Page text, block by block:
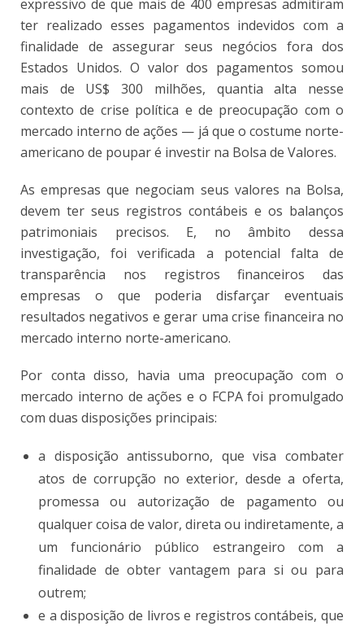
expressivo de que mais de 400 empresas admitiram
ter realizado esses pagamentos indevidos com a
finalidade de assegurar seus negócios fora dos
Estados Unidos. O valor dos pagamentos somou
mais de US$ 300 milhões, quantia alta nesse
contexto de crise política e de preocupação com o
mercado interno de ações — já que o costume norte-
americano de poupar é investir na Bolsa de Valores.
As empresas que negociam seus valores na Bolsa,
devem ter seus registros contábeis e os balanços
patrimoniais precisos. E, no âmbito dessa
investigação, foi verificada a potencial falta de
transparência nos registros financeiros das
empresas o que poderia disfarçar eventuais
resultados negativos e gerar uma crise financeira no
mercado interno norte-americano.
Por conta disso, havia uma preocupação com o
mercado interno de ações e o FCPA foi promulgado
com duas disposições principais:
a disposição antissuborno, que visa combater
atos de corrupção no exterior, desde a oferta,
promessa ou autorização de pagamento ou
qualquer coisa de valor, direta ou indiretamente, a
um funcionário público estrangeiro com a
finalidade de obter vantagem para si ou para
outrem;
e a disposição de livros e registros contábeis, que